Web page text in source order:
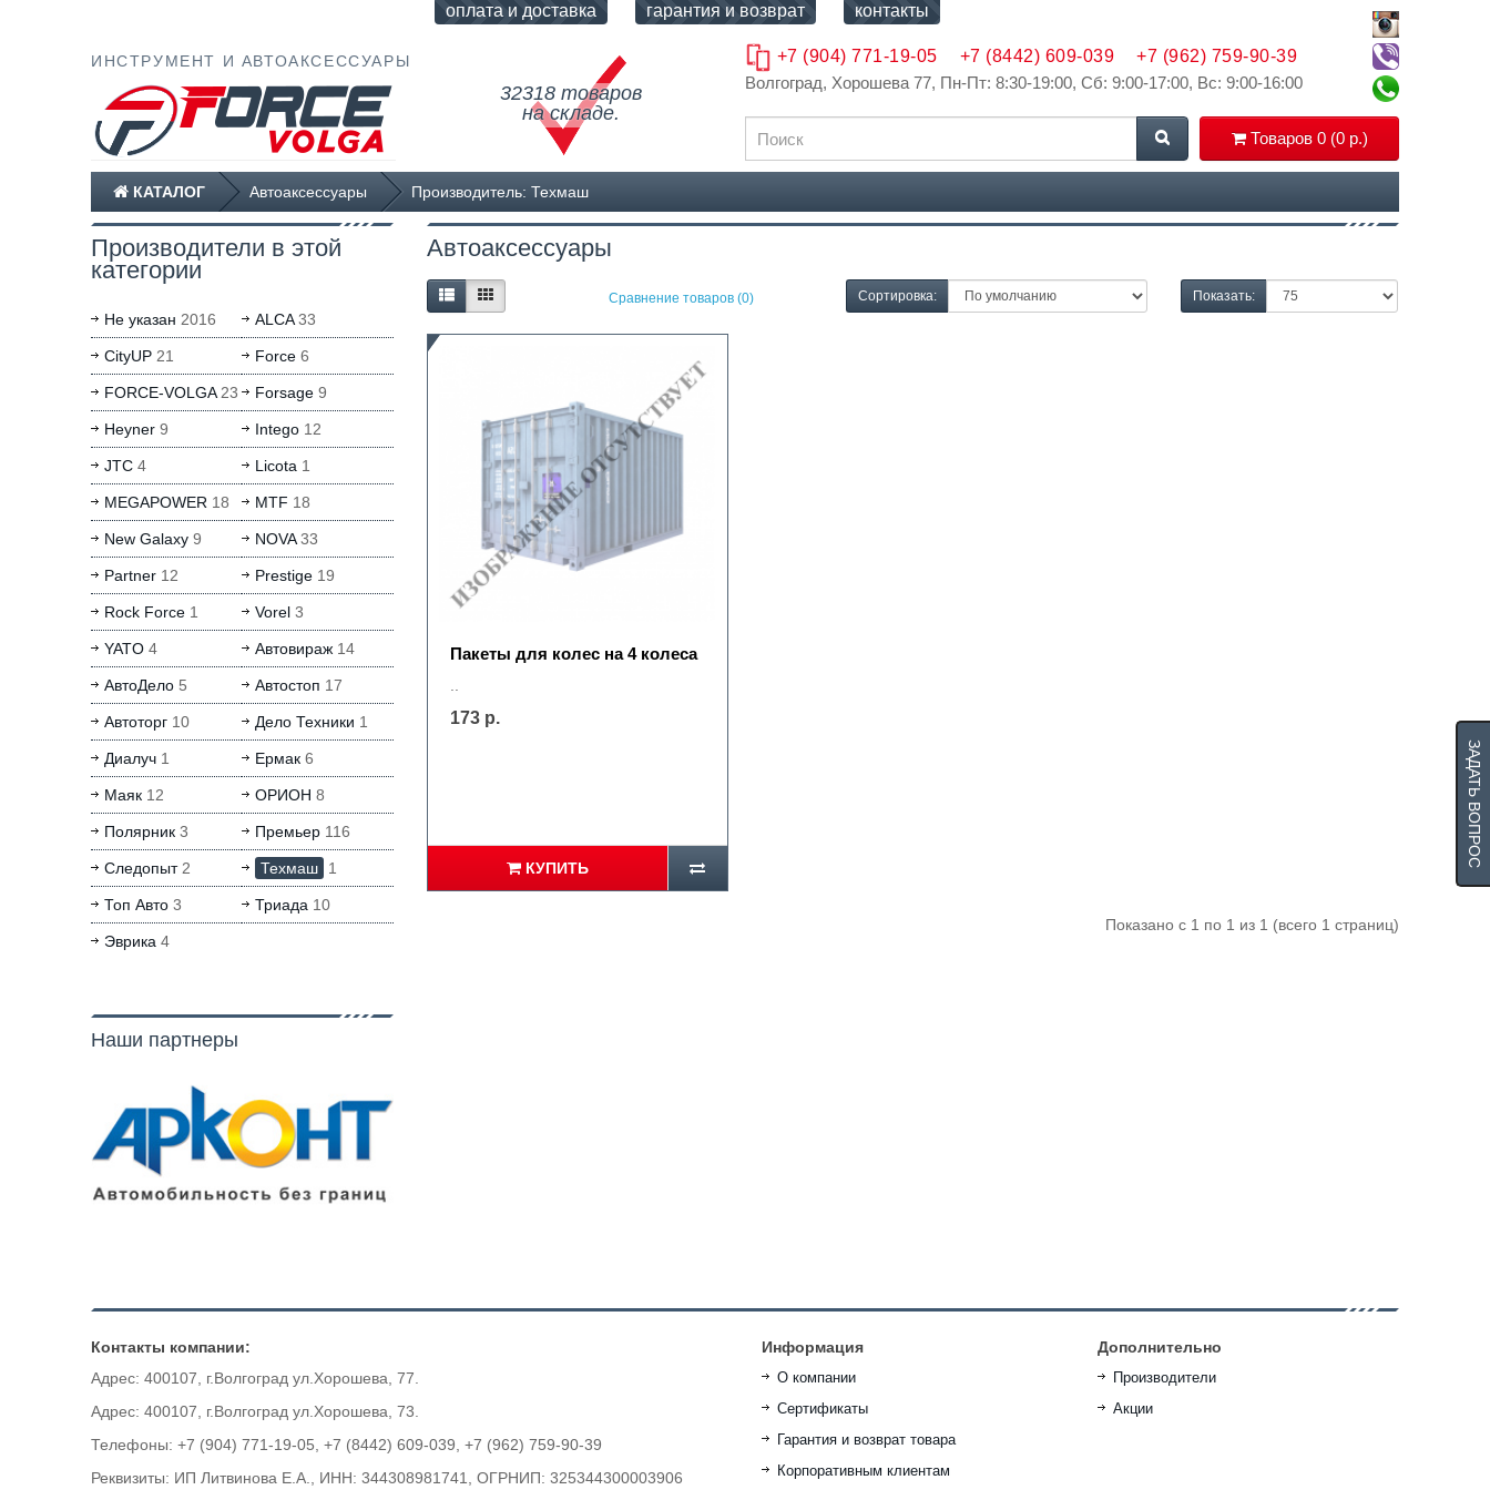
ИНСТРУМЕНТ И АВТОАКСЕССУАРЫ
оплата и доставка гарантия и возврат контакты
Волгоград, Хорошева 77, Пн-Пт: 8:30-19:00, Сб: 9:00-17:00, Вс: 9:00-16:00
Товаров 0 (0 р.)
32318 товаров
на складе.
+7 (904) 771-19-05 +7 (8442) 609-039 +7 (962) 759-90-39
КАТАЛОГ Автоаксессуары Производитель: Техмаш
Производители в этой
категории
Не указан 2016 ALCA33
CityUP 21 Force 6
FORCE-VOLGA23 Forsage 9
Heyner 9 Intego 12
JTC 4 Licota 1
MEGAPOWER 18 MTF 18
New Galaxy 9 NOVA33
Partner 12 Prestige 19
Rock Force 1 Vorel 3
YATO 4 Автовираж 14
АвтоДело 5 Автостоп 17
Автоторг 10 Дело Техники 1
Диалуч 1 Ермак 6
Маяк 12 ОРИОН 8
Полярник 3 Премьер 116
Следопыт2 Техмаш 1
Топ Авто 3 Триада 10
Эврика 4
Наши партнеры
Автоаксессуары
Сравнение товаров (0) Сортировка: Показать:
Пакеты для колес на 4 колеса
..
173 р.
КУПИТЬ
Показано с 1 по 1 из 1 (всего 1 страниц)
Контакты компании:
Адрес: 400107, г.Волгоград ул.Хорошева, 77.
Адрес: 400107, г.Волгоград ул.Хорошева, 73.
Телефоны: +7 (904) 771-19-05, +7 (8442) 609-039, +7 (962) 759-90-39
Реквизиты: ИП Литвинова Е.А., ИНН: 344308981741, ОГРНИП: 325344300003906
Информация
О компании
Сертификаты
Гарантия и возврат товара
Корпоративным клиентам
Дополнительно
Производители
Акции
ЗАДАТЬ ВОПРОС